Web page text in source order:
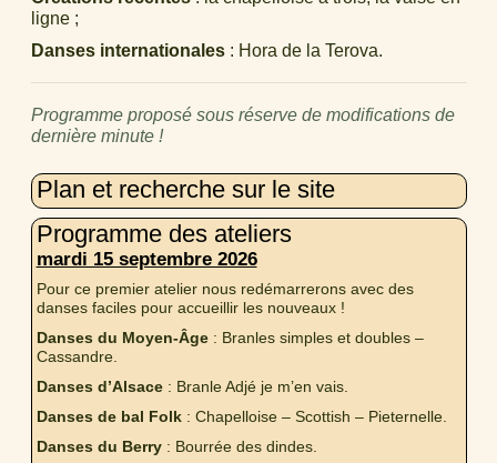
ligne ;
Danses internationales: Hora de la Terova.
Programme proposé sous réserve de modifications de
dernière minute !
Plan et recherche sur le site
Programme des ateliers
mardi 15 septembre 2026
Pour ce premier atelier nous redémarrerons avec des
danses faciles pour accueillir les nouveaux !
Danses du Moyen-Âge: Branles simples et doubles –
Cassandre.
Danses d’Alsace: Branle Adjé je m’en vais.
Danses de bal Folk: Chapelloise – Scottish – Pieternelle.
Danses du Berry: Bourrée des dindes.